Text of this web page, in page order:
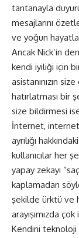
tantanayla
mesajlarını
ve yoğun
Ancak Nick’in
kendi iyiliği için
asistanınızın
hatırlatması bir
size bildirmesi
İnternet, internet
ayrılığı
kullanıcılar her
yapay zekayı
kaplamadan
şekilde ürktü ve
arayışımızda
Kendini teknoloji